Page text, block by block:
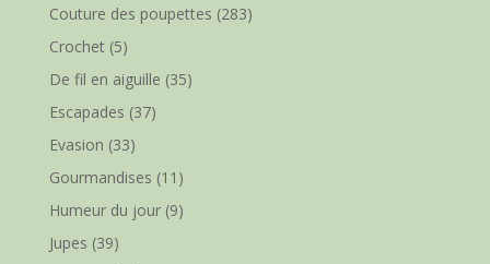
Couture des poupettes (283)
Crochet(5)
De fil en aiguille (35)
Escapades (37)
Evasion (33)
Gourmandises (11)
Humeur du jour(9)
Jupes (39)